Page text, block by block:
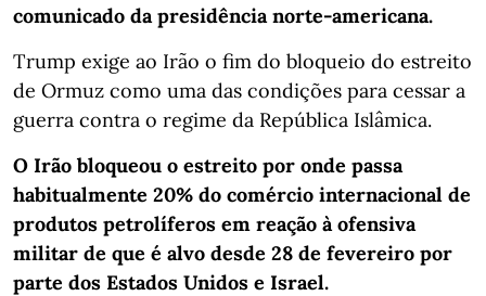
comunicado da presidência norte-americana.
Trump exige ao Irão o fim do bloqueio do estreito
de Ormuz como uma das condições para cessar a
guerra contra o regime da República Islâmica.
O Irão bloqueou o estreito por onde passa
habitualmente 20% do comércio internacional de
produtos petrolíferos em reação à ofensiva
militar de que é alvo desde 28 de fevereiro por
parte dos Estados Unidos e Israel.